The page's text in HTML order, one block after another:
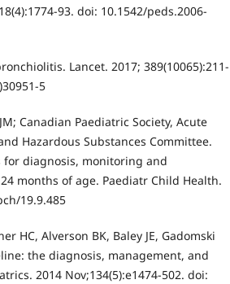
93. doi: 10.1542/peds.2006-
Lancet. 2017; 389(10065):211-
5
Canadian Paediatric Society, Acute
Hazardous Substances Committee.
for diagnosis, monitoring and
months of age. Paediatr Child Health.
19.9.485
HC, Alverson BK, Baley JE, Gadomski
the diagnosis, management, and
2014 Nov;134(5):e1474-502. doi: